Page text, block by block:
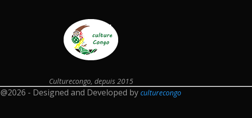
Culturecongo, depuis 2015
@2026 - Designed and Developed by culturecongo